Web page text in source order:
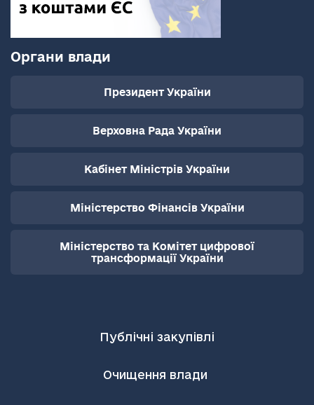
Органи влади
Президент України
Верховна Рада України
Кабінет Міністрів України
Міністерство Фінансів України
Міністерство та Комітет цифрової
трансформації України
Публічні закупівлі
Очищення влади